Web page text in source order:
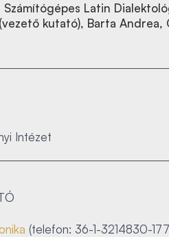
Számítógépes Latin
kutató), Barta
Intézet
(telefon: 36-1-3214830-